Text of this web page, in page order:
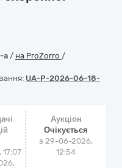
a / на ProZorro /
UA-P-2026-06-18-
Аукціон
Очікується
з29-06-2026,
12:54